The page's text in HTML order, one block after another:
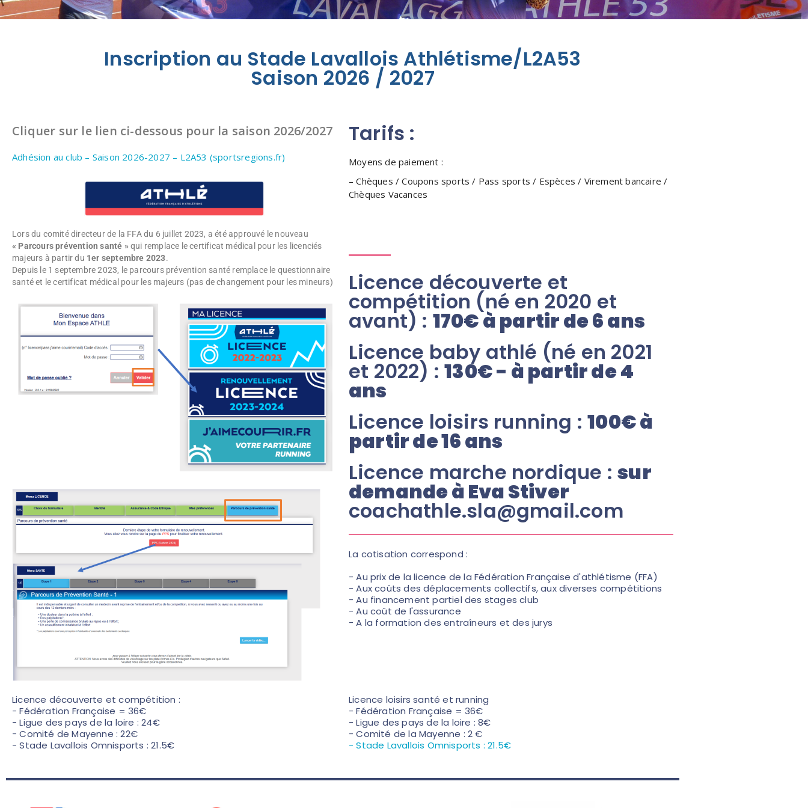
Inscription au Stade Lavallois Athlétisme/L2A53
Saison 2026 / 2027
Cliquer sur le lien ci-dessous pour la saison 2026/2027
Adhésion au club – Saison 2026-2027 – L2A53 (sportsregions.fr)
Lors du comité directeur de la FFA du 6 juillet 2023, a été approuvé le nouveau
« Parcours prévention santé »qui remplace le certificat médical pour les licenciés
majeurs à partir du 1er septembre 2023.
Depuis le 1 septembre 2023, le parcours prévention santé remplace le questionnaire
santé et le certificat médical pour les majeurs (pas de changement pour les mineurs)
Tarifs :
Moyens de paiement :
– Chèques / Coupons sports / Pass sports / Espèces / Virement bancaire /
Chèques Vacances
Licence découverte et
compétition (né en 2020 et
avant) : 170€ à partir de 6 ans
Licence baby athlé (né en 2021
et 2022) :130€ - à partir de 4
ans
Licence loisirs running :100€ à
partir de 16 ans
Licence marche nordique :sur
demande à Eva Stiver
coachathle.sla@gmail.com
La cotisation correspond :
- Au prix de la licence de la Fédération Française d'athlétisme (FFA)
- Aux coûts des déplacements collectifs, aux diverses compétitions
- Au financement partiel des stages club
- Au coût de l'assurance
- A la formation des entraîneurs et des jurys
Licence découverte et compétition :
- Fédération Française = 36€
- Ligue des pays de la loire : 24€
- Comité de Mayenne : 22€
- Stade Lavallois Omnisports : 21.5€
Licence loisirs santé et running
- Fédération Française = 36€
- Ligue des pays de la loire : 8€
- Comité de la Mayenne : 2 €
- Stade Lavallois Omnisports : 21.5€